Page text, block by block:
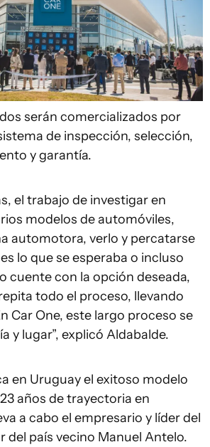
serán comercializados por
de inspección, selección,
y garantía.
el trabajo de investigar en
modelos de automóviles,
automotora, verlo y percatarse
lo que se esperaba o incluso
cuente con la opción deseada,
todo el proceso, llevando
Car One, este largo proceso se
y lugar”, explicó Aldabalde.
en Uruguay el exitoso modelo
años de trayectoria en
a cabo el empresario y líder del
país vecino Manuel Antelo.